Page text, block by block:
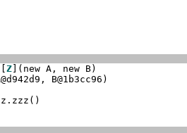
Z](new A, new B)
B@1b3cc96)